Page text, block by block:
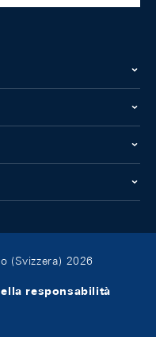
(Svizzera) 2026
responsabilità